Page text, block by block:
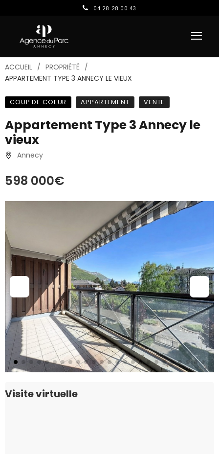
04 28 28 00 43
ACCUEIL
PROPRIÉTÉ
APPARTEMENT TYPE 3 ANNECY LE VIEUX
COUP DE COEUR APPARTEMENT VENTE
Appartement Type 3 Annecy le
vieux
Annecy
598 000€
Visite virtuelle